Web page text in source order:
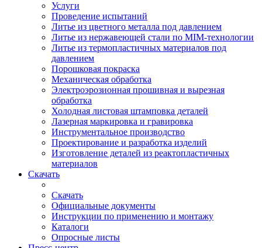
Услуги
Проведение испытаний
Литье из цветного металла под давлением
Литье из нержавеющей стали по MIM-технологии
Литье из термопластичных материалов под
давлением
Порошковая покраска
Механическая обработка
Электроэрозионная прошивная и вырезная
обработка
Холодная листовая штамповка деталей
Лазерная маркировка и гравировка
Инструментальное производство
Проектирование и разработка изделий
Изготовление деталей из реактопластичных
материалов
Скачать
Скачать
Официальные документы
Инструкции по применению и монтажу
Каталоги
Опросные листы